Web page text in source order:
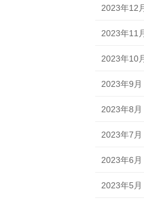
2023年12
2023年11
2023年10
2023年9月
2023年8月
2023年7月
2023年6月
2023年5月